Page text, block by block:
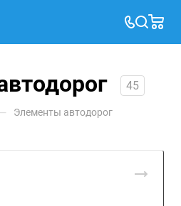
45
Элементы автодорог